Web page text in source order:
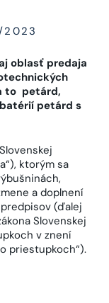
2023
oblasť predaja
to petárd,
petárd s
ktorým sa
a doplnení
(ďalej
Slovenskej
v znení
priestupkoch“).